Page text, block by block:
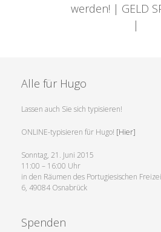
werden! | GELD
|
Alle für Hugo
Lassen auch Sie sich typisieren!
ONLINE-typisieren für Hugo! [Hier]
Sonntag, 21. Juni 2015
11:00 – 16:00 Uhr
in den Räumen des Portugiesischen
6, 49084 Osnabrück
Spenden